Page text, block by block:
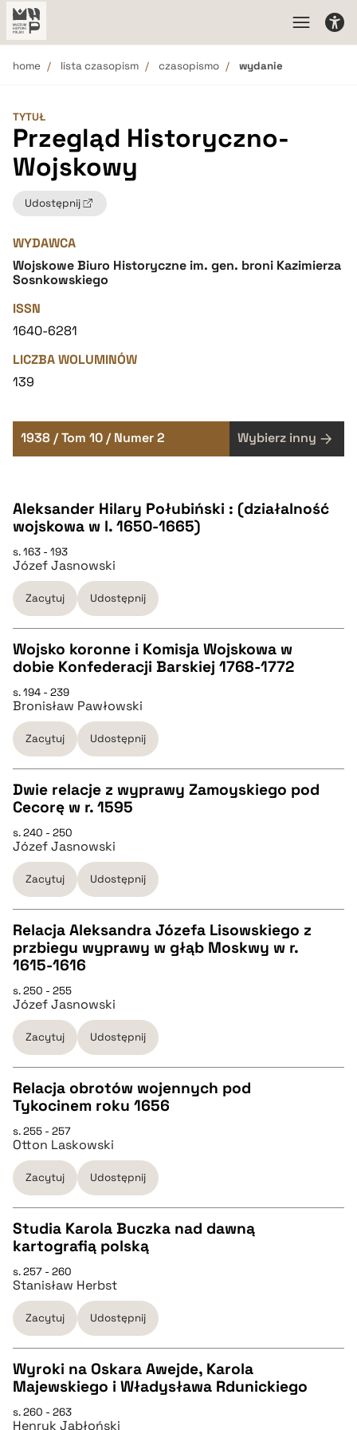
home lista czasopism czasopismo wydanie
TYTUŁ
Przegląd Historyczno-
Wojskowy
Udostępnij
WYDAWCA
Wojskowe Biuro Historyczne im. gen. broni Kazimierza
Sosnkowskiego
ISSN
1640-6281
LICZBA WOLUMINÓW
139
1938 / Tom 10 / Numer 2 Wybierz inny
Aleksander Hilary Połubiński : (działalność
wojskowa w l. 1650-1665)
s. 163 - 193
Józef Jasnowski
Zacytuj Udostępnij
pobierz cytat
BIBTEX
pobierz cytat
Wojsko koronne i Komisja Wojskowa w
dobie Konfederacji Barskiej 1768-1772
s. 194 - 239
Bronisław Pawłowski
Zacytuj Udostępnij
CZYSTY TEKST
pobierz cytat
BIBTEX
pobierz cytat
Dwie relacje z wyprawy Zamoyskiego pod
Cecorę w r. 1595
s. 240 - 250
Józef Jasnowski
Zacytuj Udostępnij
CZYSTY TEKST
pobierz cytat
BIBTEX
pobierz cytat
Relacja Aleksandra Józefa Lisowskiego z
przbiegu wyprawy w głąb Moskwy w r.
1615-1616
s. 250 - 255
Józef Jasnowski
Zacytuj Udostępnij
CZYSTY TEKST
pobierz cytat
BIBTEX
pobierz cytat
Relacja obrotów wojennych pod
Tykocinem roku 1656
s. 255 - 257
Otton Laskowski
Zacytuj Udostępnij
CZYSTY TEKST
pobierz cytat
BIBTEX
pobierz cytat
Studia Karola Buczka nad dawną
kartografią polską
s. 257 - 260
Stanisław Herbst
Zacytuj Udostępnij
CZYSTY TEKST
Wyroki na Oskara Awejde, Karola
Majewskiego i Władysława Rdunickiego
s. 260 - 263
Henryk Jabłoński